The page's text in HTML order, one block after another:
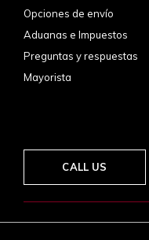
Opciones de envío
Aduanas e Impuestos
Preguntas y respuestas
Mayorista
CALL US